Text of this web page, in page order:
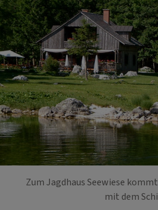
Zum Jagdhaus Seewiese
mit dem